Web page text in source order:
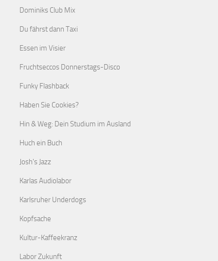
Dominiks Club Mix
Du fährst dann Taxi
Essen im Visier
Fruchtseccos Donnerstags-Disco
Funky Flashback
Haben Sie Cookies?
Hin & Weg: Dein Studium im Ausland
Huch ein Buch
Josh's Jazz
Karlas Audiolabor
Karlsruher Underdogs
Kopfsache
Kultur-Kaffeekranz
Labor Zukunft